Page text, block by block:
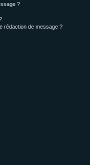
?
rédaction de message ?